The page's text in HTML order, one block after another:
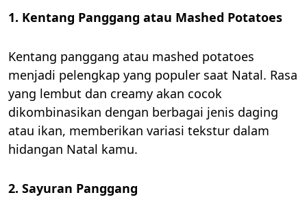
1. Kentang Panggang atau Mashed Potatoes
Kentang panggang atau mashed potatoes
menjadi pelengkap yang populer saat Natal. Rasa
yang lembut dan creamy akan cocok
dikombinasikan dengan berbagai jenis daging
atau ikan, memberikan variasi tekstur dalam
hidangan Natal kamu.
2. Sayuran Panggang